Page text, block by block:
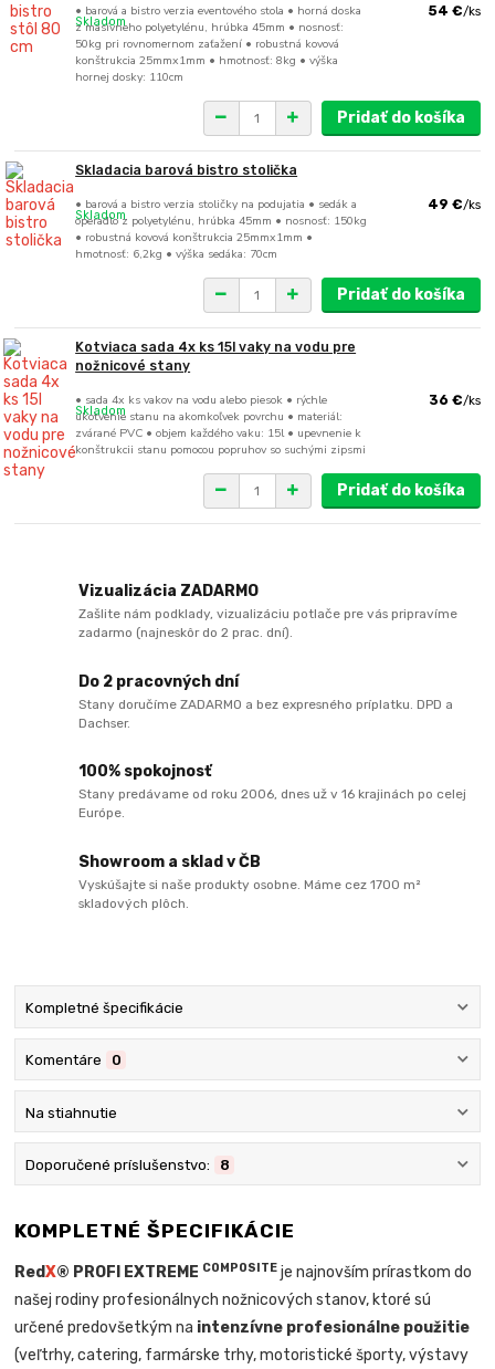
• barová a bistro verzia eventového stola • horná doska
z masívneho polyetylénu, hrúbka 45mm • nosnosť:
50kg pri rovnomernom zaťažení • robustná kovová
konštrukcia 25mmx1mm • hmotnosť: 8kg • výška
hornej dosky: 110cm
54 €/ks
Skladom
Pridať do košíka
Skladacia barová bistro stolička
• barová a bistro verzia stoličky na podujatia • sedák a
operadlo z polyetylénu, hrúbka 45mm • nosnosť: 150kg
• robustná kovová konštrukcia 25mmx1mm •
hmotnosť: 6,2kg • výška sedáka: 70cm
49 €/ks
Skladom
Pridať do košíka
Kotviaca sada 4x ks 15l vaky na vodu pre
nožnicové stany
• sada 4x ks vakov na vodu alebo piesok • rýchle
ukotvenie stanu na akomkoľvek povrchu • materiál:
zvárané PVC • objem každého vaku: 15l • upevnenie k
konštrukcii stanu pomocou popruhov so suchými zipsmi
36 €/ks
Skladom
Pridať do košíka
Vizualizácia ZADARMO
Zašlite nám podklady, vizualizáciu potlače pre vás pripravíme
zadarmo (najneskôr do 2 prac. dní).
Do 2 pracovných dní
Stany doručíme ZADARMO a bez expresného príplatku. DPD a
Dachser.
100% spokojnosť
Stany predávame od roku 2006, dnes už v 16 krajinách po celej
Európe.
Showroom a sklad v ČB
Vyskúšajte si naše produkty osobne. Máme cez 1700 m²
skladových plôch.
Kompletné špecifikácie
Komentáre 0
Na stiahnutie
Doporučené príslušenstvo: 8
KOMPLETNÉ ŠPECIFIKÁCIE
RedX® PROFI EXTREME COMPOSITE je najnovším prírastkom do
našej rodiny profesionálnych nožnicových stanov, ktoré sú
určené predovšetkým na intenzívne profesionálne použitie
(veľtrhy, catering, farmárske trhy, motoristické športy, výstavy